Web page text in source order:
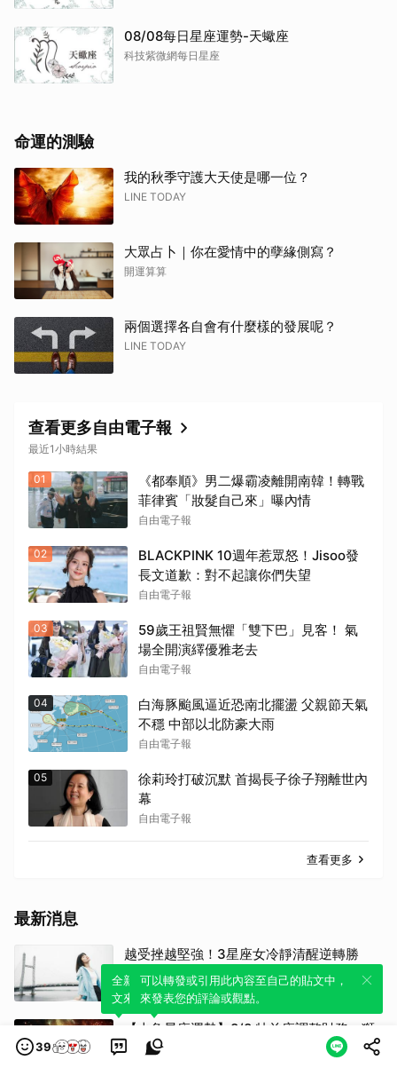
08/08每日星座運勢-天蠍座
科技紫微網每日星座
命運的測驗
我的秋季守護大天使是哪一位？
LINE TODAY
大眾占卜｜你在愛情中的孽緣側寫？
開運算算
兩個選擇各自會有什麼樣的發展呢？
LINE TODAY
查看更多自由電子報
最近1小時結果
01
《都奉順》男二爆霸凌離開南韓！轉戰
菲律賓「妝髮自己來」曝內情
自由電子報
02
BLACKPINK 10週年惹眾怒！Jisoo發
長文道歉：對不起讓你們失望
自由電子報
03
59歲王祖賢無懼「雙下巴」見客！ 氣
場全開演繹優雅老去
自由電子報
04
白海豚颱風逼近恐南北擺盪 父親節天氣
不穩 中部以北防豪大雨
自由電子報
05
徐莉玲打破沉默 首揭長子徐子翔離世內
幕
自由電子報
查看更多
最新消息
越受挫越堅強！3星座女冷靜清醒逆轉勝
忍辱負重等待時機翻盤
Styletc
【火象星座運勢】8/8 牡羊座調整財務、獅
子座勇於創新、射手座效率增加
39
全新體驗！一鍵引用此內容，透過發布貼
文來輕鬆表達個人立場。
可以轉發或引用此內容至自己的貼文中，
來發表您的評論或觀點。